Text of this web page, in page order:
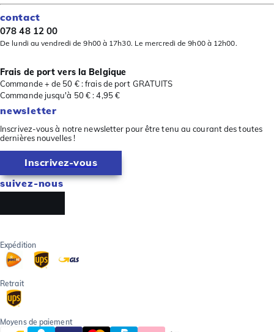
contact
078 48 12 00
De lundi au vendredi de 9h00 à 17h30. Le mercredi de 9h00 à 12h00.
Frais de port vers la Belgique
Commande + de 50 € : frais de port GRATUITS
Commande jusqu'à 50 € : 4,95 €
newsletter
Inscrivez-vous à notre newsletter pour être tenu au courant des toutes
dernières nouvelles !
Inscrivez-vous
suivez-nous
Expédition
Retrait
Moyens de paiement